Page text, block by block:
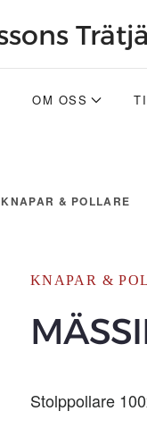
OM OSS
KNAPAR & POLLARE
KNAPAR &
Stolppollare